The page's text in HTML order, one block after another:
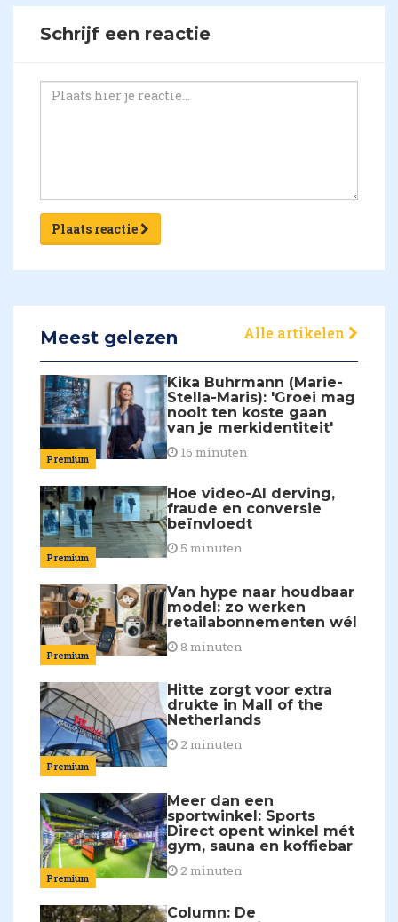
Schrijf een reactie
Plaats reactie
Meest gelezen Alle artikelen
Premium
Kika Buhrmann (Marie-
Stella-Maris): 'Groei mag
nooit ten koste gaan
van je merkidentiteit'
16 minuten
Premium
Hoe video-AI derving,
fraude en conversie
beïnvloedt
5 minuten
Premium
Van hype naar houdbaar
model: zo werken
retailabonnementen wél
8 minuten
Premium
Hitte zorgt voor extra
drukte in Mall of the
Netherlands
2 minuten
Premium
Meer dan een
sportwinkel: Sports
Direct opent winkel mét
gym, sauna en koffiebar
2 minuten
Column: De